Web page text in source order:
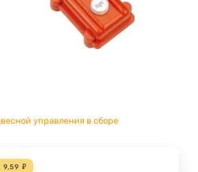
управления в сборе
9,59 ₽